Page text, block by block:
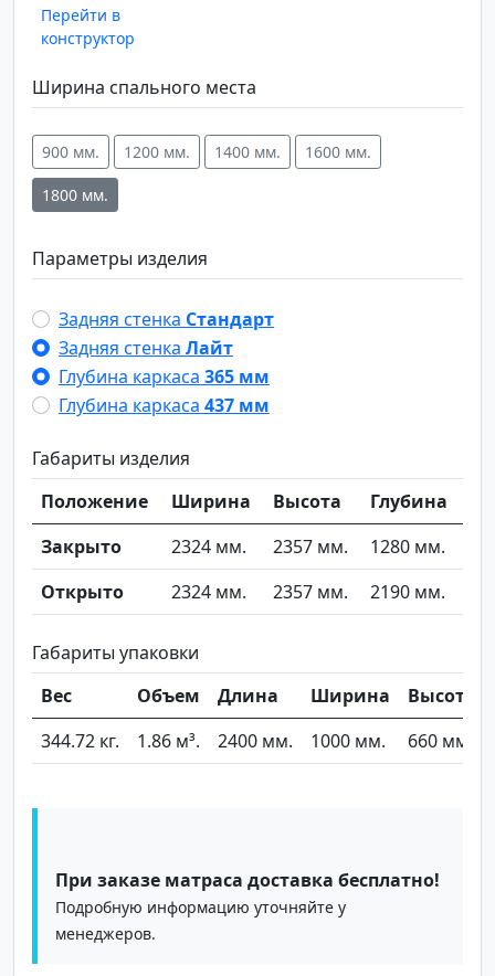
Перейти в
конструктор
Ширина спального места
900 мм. 1200 мм. 1400 мм. 1600 мм.
1800 мм.
Параметры изделия
Задняя стенка Стандарт
Задняя стенка Лайт
Глубина каркаса 365 мм
Глубина каркаса 437 мм
Габариты изделия
Положение
Ширина Высота
Глубина
Закрыто
2324 мм. 2357 мм.
1280 мм.
Открыто
2324 мм. 2357 мм. 2190 мм.
Габариты упаковки
Вес
Объем Длина Ширина
Высота
344.72 кг.
1.86 м³. 2400 мм. 1000 мм. 660 мм.
При заказе матраса доставка бесплатно!
Подробную информацию уточняйте у
менеджеров.